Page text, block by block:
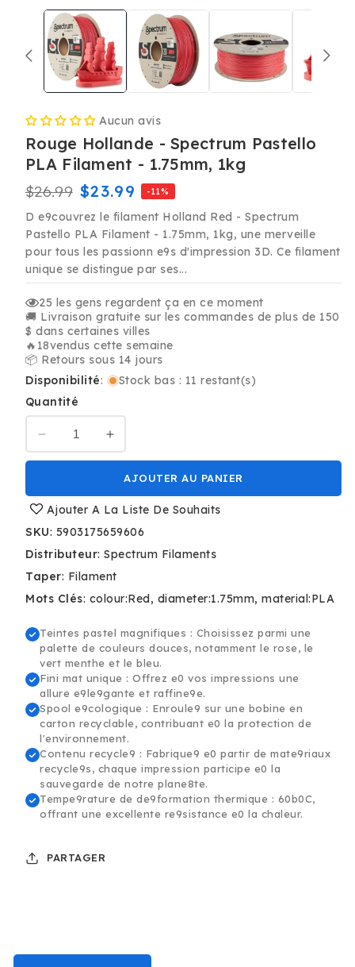
Ouvrir
média
dans
fenêtre
modale
Aucun avis
Rouge Hollande - Spectrum Pastello
PLA Filament - 1.75mm, 1kg
Prix
habituel
$26.99 Prix
promotionnel
$23.99 -11%
D e9couvrez le filament Holland Red - Spectrum
Pastello PLA Filament - 1.75mm, 1kg, une merveille
pour tous les passionn e9s d'impression 3D. Ce filament
unique se distingue par ses...
25 les gens regardent ça en ce moment
🚚 Livraison gratuite sur les commandes de plus de 150
$ dans certaines villes
🔥 18vendus cette semaine
📦 Retours sous 14 jours
Disponibilité:
Stock bas : 11 restant(s)
Quantité
Réduire
la
Rouge
Hollande
-
Spectrum
Pastello
PLA
Filament
1.75mm,
1kg
Augmenter
la
quantité
Rouge
Hollande
-
Spectrum
Pastello
PLA
Filament
1.75mm,
1kg
AJOUTER AU PANIER
Ajouter A La Liste De Souhaits
SKU: 5903175659606
Distributeur: Spectrum Filaments
Taper: Filament
Mots Clés: colour:Red diameter:1.75mm material:PLA
Teintes pastel magnifiques : Choisissez parmi une
palette de couleurs douces, notamment le rose, le
vert menthe et le bleu.
Fini mat unique : Offrez e0 vos impressions une
allure e9le9gante et raffine9e.
Spool e9cologique : Enroule9 sur une bobine en
carton recyclable, contribuant e0 la protection de
l'environnement.
Contenu recycle9 : Fabrique9 e0 partir de mate9riaux
recycle9s, chaque impression participe e0 la
sauvegarde de notre plane8te.
Tempe9rature de de9formation thermique : 60b0C,
offrant une excellente re9sistance e0 la chaleur.
PARTAGER